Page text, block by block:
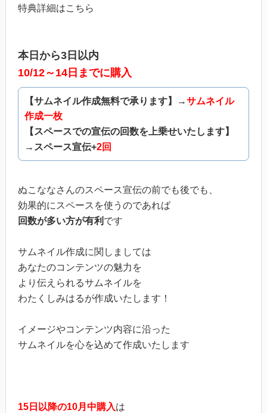
特典詳細はこちら
本日から3日以内
10/12～14日までに購入
【サムネイル作成無料で承ります】→サムネイル
作成一枚
【スペースでの宣伝の回数を上乗せいたします】
→スペース宣伝+2回
ぬこななさんのスペース宣伝の前でも後でも、
効果的にスペースを使うのであれば
回数が多い方が有利 です
サムネイル作成に関しましては
あなたのコンテンツの魅力を
より伝えられるサムネイルを
わたくしみはるが作成いたします！
イメージやコンテンツ内容に沿った
サムネイルを心を込めて作成いたします
15日以降の10月中購入は